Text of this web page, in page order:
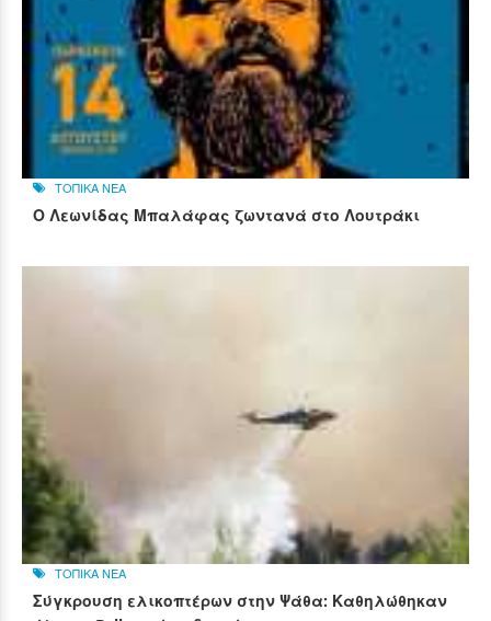
ΤΟΠΙΚΑ ΝΕΑ
Ο Λεωνίδας Μπαλάφας ζωντανά στο Λουτράκι
ΤΟΠΙΚΑ ΝΕΑ
Σύγκρουση ελικοπτέρων στην Ψάθα: Καθηλώθηκαν